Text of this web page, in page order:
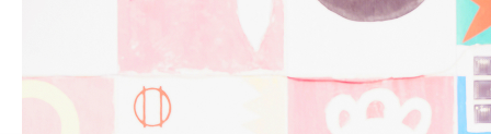
塚本さん